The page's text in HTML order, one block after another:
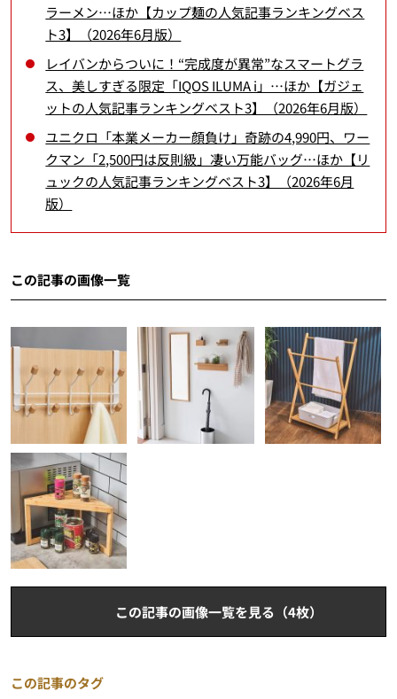
ラーメン…ほか【カップ麺の人気記事ランキングベス
ト3】（2026年6月版）
レイバンからついに！“完成度が異常”なスマートグラ
ス、美しすぎる限定「IQOS ILUMA i」…ほか【ガジェ
ットの人気記事ランキングベスト3】（2026年6月版）
ユニクロ「本業メーカー顔負け」奇跡の4,990円、ワー
クマン「2,500円は反則級」凄い万能バッグ…ほか【リ
ュックの人気記事ランキングベスト3】（2026年6月
版）
この記事の画像一覧
この記事の画像一覧を見る（4枚）
この記事のタグ